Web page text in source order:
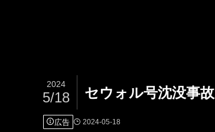
セウォル号沈没事故
2024
5/18
広告 2024-05-18